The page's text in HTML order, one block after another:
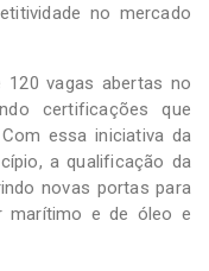
no mercado
120 vagas abertas no
certificações que
essa iniciativa da
a qualificação da
novas portas para
marítimo e de óleo e